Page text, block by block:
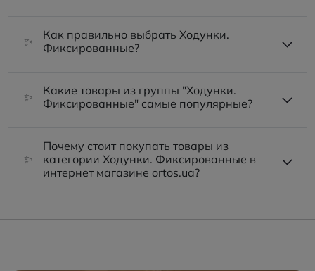
✨
Как правильно выбрать Ходунки.
Фиксированные?
✨
Какие товары из группы "Ходунки.
Фиксированные" самые популярные?
✨
Почему стоит покупать товары из
категории Ходунки. Фиксированные в
интернет магазине ortos.ua?